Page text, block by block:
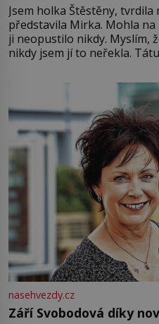
Jsem holka Štěstěny, tvrdila
představila Mirka. Mohla
ji neopustilo nikdy. Myslím,
nikdy jsem jí to neřekla.
Jsme spolu moc rádi Tehdy
nasehvezdy.cz
Září Svobodová díky